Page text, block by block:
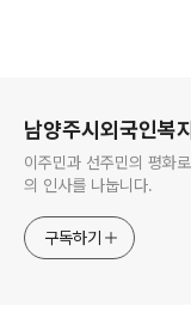
남양주시외국인복
이주민과 선주민의 평화
의 인사를 나눕니다.
구독하기